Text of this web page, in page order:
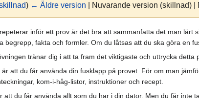
) ← Äldre version | Nuvarande version (skillnad)
inför ett prov är det bra att sammanfatta det man lärt
begrepp, fakta och formler. Om du låtsas att du ska göra en
tränar dig i att ta fram det viktigaste och uttrycka detta
är att du får använda din fusklapp på provet. För om man
kom-i-håg-listor, instruktioner och recept.
att du får använda allt som du har i din dator. Men du får inte